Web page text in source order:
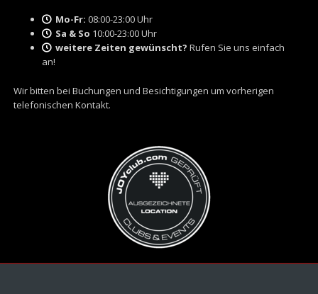
Mo-Fr: 08:00-23:00 Uhr
Sa & So 10:00-23:00 Uhr
weitere Zeiten gewünscht? Rufen Sie uns einfach
an!
Wir bitten bei Buchungen und Besichtigungen um vorherigen
telefonischen Kontakt.